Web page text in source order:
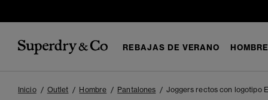
REBAJAS DE VERANO
Inicio Outlet Hombre Pantalones Joggers rectos con logotipo